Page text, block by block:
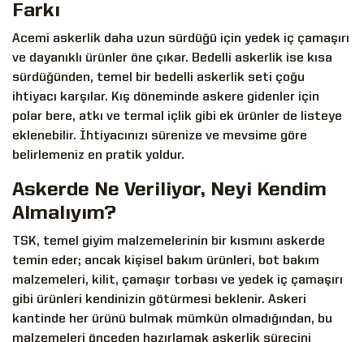
Farkı
Acemi askerlik daha uzun sürdüğü için yedek iç çamaşırı
ve dayanıklı ürünler öne çıkar. Bedelli askerlik ise kısa
sürdüğünden, temel bir bedelli askerlik seti çoğu
ihtiyacı karşılar. Kış döneminde askere gidenler için
polar bere, atkı ve termal içlik gibi ek ürünler de listeye
eklenebilir. İhtiyacınızı sürenize ve mevsime göre
belirlemeniz en pratik yoldur.
Askerde Ne Veriliyor, Neyi Kendim
Almalıyım?
TSK, temel giyim malzemelerinin bir kısmını askerde
temin eder; ancak kişisel bakım ürünleri, bot bakım
malzemeleri, kilit, çamaşır torbası ve yedek iç çamaşırı
gibi ürünleri kendinizin götürmesi beklenir. Askeri
kantinde her ürünü bulmak mümkün olmadığından, bu
malzemeleri önceden hazırlamak askerlik sürecini